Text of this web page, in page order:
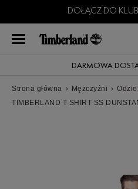
DOŁĄCZ DO
DARMOWA
Strona główna › Mężczyźni ›
TIMBERLAND T-SHIRT SS